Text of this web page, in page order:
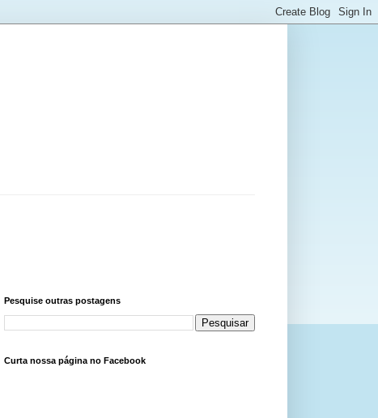
Pesquise outras postagens
Curta nossa página no Facebook